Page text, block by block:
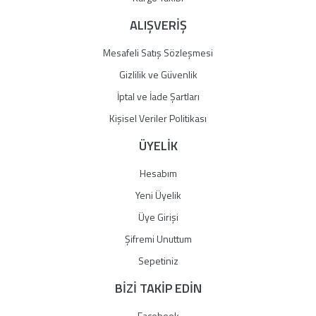
ALIŞVERİŞ
Mesafeli Satış Sözleşmesi
Gizlilik ve Güvenlik
İptal ve İade Şartları
Kişisel Veriler Politikası
ÜYELİK
Hesabım
Yeni Üyelik
Üye Girişi
Şifremi Unuttum
Sepetiniz
BİZİ TAKİP EDİN